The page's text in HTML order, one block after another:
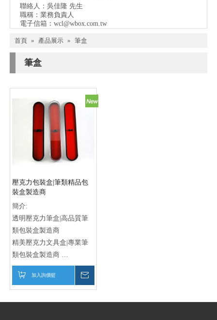
聯絡人：吳佳隆 先生
職稱：業務負責人
電子信箱： wcl@wbox.com.tw
首頁 » 產品展示 » 筆盒
筆盒
壓克力包裝盒|筆類精品包
裝盒製造商
簡介:
透明壓克力筆盒|高品質筆
類包裝盒製造商
精美壓克力文具盒|專業筆
類包裝盒製造商
環保壓克力筆筒|定製筆類
包裝盒製造商
加入詢價籃